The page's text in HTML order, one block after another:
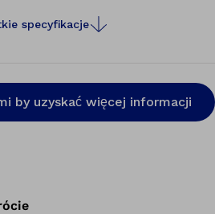
specyfikacje
by uzyskać więcej informacji